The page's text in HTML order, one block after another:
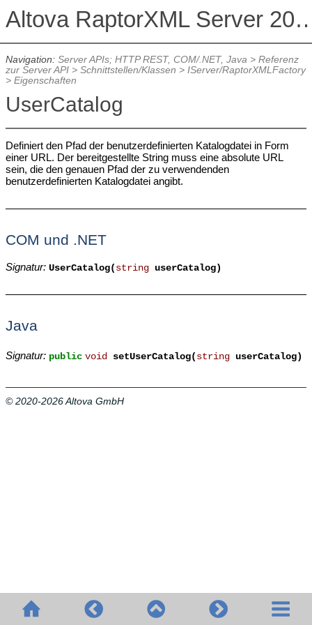
Altova
Navigation: Server APIs; HTTP REST, COM/.NET, Java> Referenz
zur Server API> Schnittstellen/Klassen > IServer/RaptorXMLFactory
> Eigenschaften
UserCatalog
Definiert den Pfad der benutzerdefinierten Katalogdatei in Form
einer URL. Der bereitgestellte String muss eine absolute URL
sein, die den genauen Pfad der zu verwendenden
benutzerdefinierten Katalogdatei angibt.
COM und .NET
Signatur: UserCatalog( stringuserCatalog)
Java
Signatur: public void setUserCatalog( stringuserCatalog)
© 2020-2026 Altova GmbH